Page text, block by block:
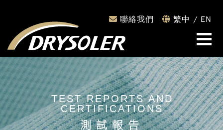
聯絡我們 繁中 / EN
TEST REPORTS AND
CERTIFICATIONS
測試報告